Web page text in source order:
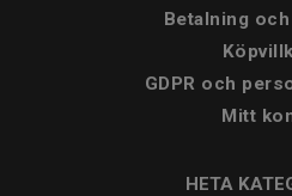
Betalning
GDPR och
Mitt
HETA